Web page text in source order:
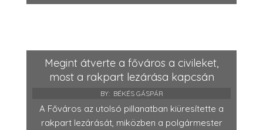
Megint átverte a főváros a civileket,
most a rakpart lezárása kapcsán
BY: BÉKÉS GÁSPÁR
A Főváros az utolsó pillanatban kiüresítette a
rakpart lezárását, miközben a polgármester